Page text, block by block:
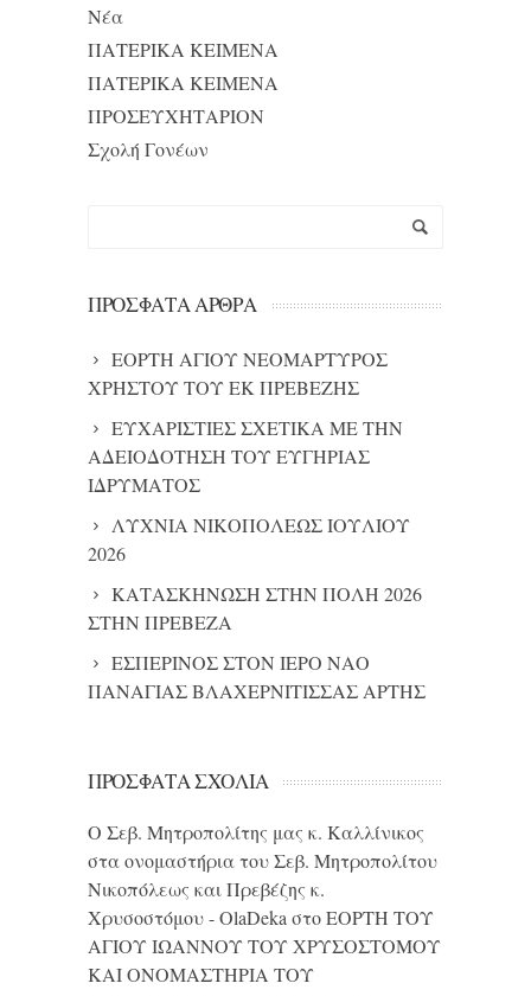
Νέα
ΠΑΤΕΡΙΚΑ ΚΕΙΜΕΝΑ
ΠΑΤΕΡΙΚΑ ΚΕΙΜΕΝΑ
ΠΡΟΣΕΥΧΗΤΑΡΙΟΝ
Σχολή Γονέων
ΠΡΌΣΦΑΤΑ ΆΡΘΡΑ
ΕΟΡΤΗ ΑΓΙΟΥ ΝΕΟΜΑΡΤΥΡΟΣ
ΧΡΗΣΤΟΥ ΤΟΥ ΕΚ ΠΡΕΒΕΖΗΣ
ΕΥΧΑΡΙΣΤΙΕΣ ΣΧΕΤΙΚΑ ΜΕ ΤΗΝ
ΑΔΕΙΟΔΟΤΗΣΗ ΤΟΥ ΕΥΓΗΡΙΑΣ
ΙΔΡΥΜΑΤΟΣ
ΛΥΧΝΙΑ ΝΙΚΟΠΟΛΕΩΣ ΙΟΥΛΙΟΥ
2026
ΚΑΤΑΣΚΗΝΩΣΗ ΣΤΗΝ ΠΟΛΗ 2026
ΣΤΗΝ ΠΡΕΒΕΖΑ
ΕΣΠΕΡΙΝΟΣ ΣΤΟΝ ΙΕΡΟ ΝΑΟ
ΠΑΝΑΓΙΑΣ ΒΛΑΧΕΡΝΙΤΙΣΣΑΣ ΑΡΤΗΣ
ΠΡΌΣΦΑΤΑ ΣΧΌΛΙΑ
Ο Σεβ. Μητροπολίτης μας κ. Καλλίνικος
στα ονομαστήρια του Σεβ. Μητροπολίτου
Νικοπόλεως και Πρεβέζης κ.
Χρυσοστόμου - OlaDeka στοΕΟΡΤΗ ΤΟΥ
ΑΓΙΟΥ ΙΩΑΝΝΟΥ ΤΟΥ ΧΡΥΣΟΣΤΟΜΟΥ
ΚΑΙ ONΟΜΑΣΤΗΡΙΑ ΤΟΥ